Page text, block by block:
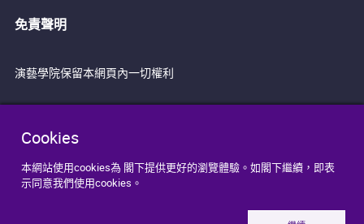
Cookies
本網站使用cookies為 閣下提供更好的瀏覽體驗。如閣下繼續，即表
示同意我們使用cookies。
免責聲明
演藝學院保留本網頁內一切權利